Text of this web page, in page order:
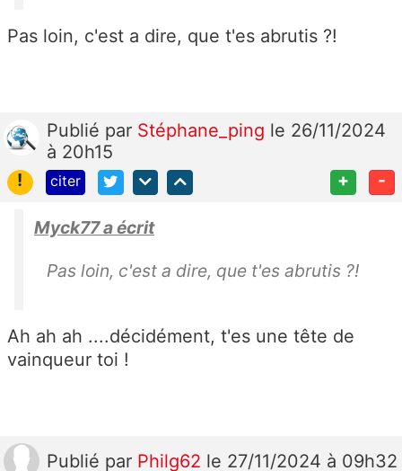
Pas loin, c'est a dire, que t'es abrutis ?!
Publié par Stéphane_ping le 26/11/2024
à 20h15
!
citer + -
Myck77 a écrit
Pas loin, c'est a dire, que t'es abrutis ?!
Ah ah ah ....décidément, t'es une tête de
vainqueur toi !
Publié par Philg62 le 27/11/2024 à 09h32